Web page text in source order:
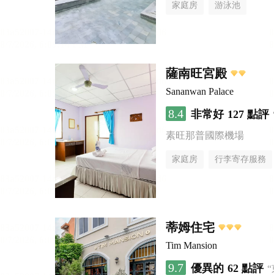
家庭房 游泳池
薩南旺宮殿
Sananwan Palace
8.4 非常好 127 點評
素旺那普國際機場
家庭房 行李寄存服務
蒂姆住宅
Tim Mansion
9.7 優異的 62 點評